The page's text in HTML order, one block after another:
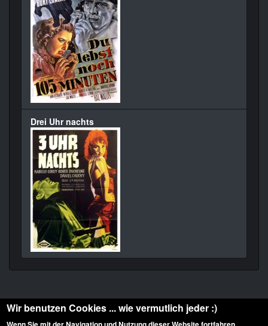
Drei Uhr nachts
Wir benutzen Cookies ... wie vermutlich jeder :)